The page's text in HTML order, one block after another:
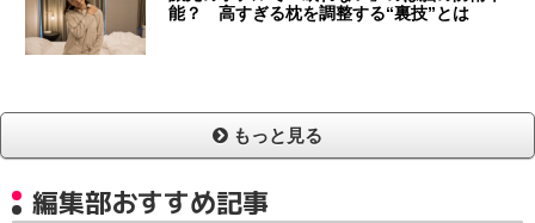
能？ 高すぎる枕を調整する“裏技”とは
もっと見る
編集部おすすめ記事